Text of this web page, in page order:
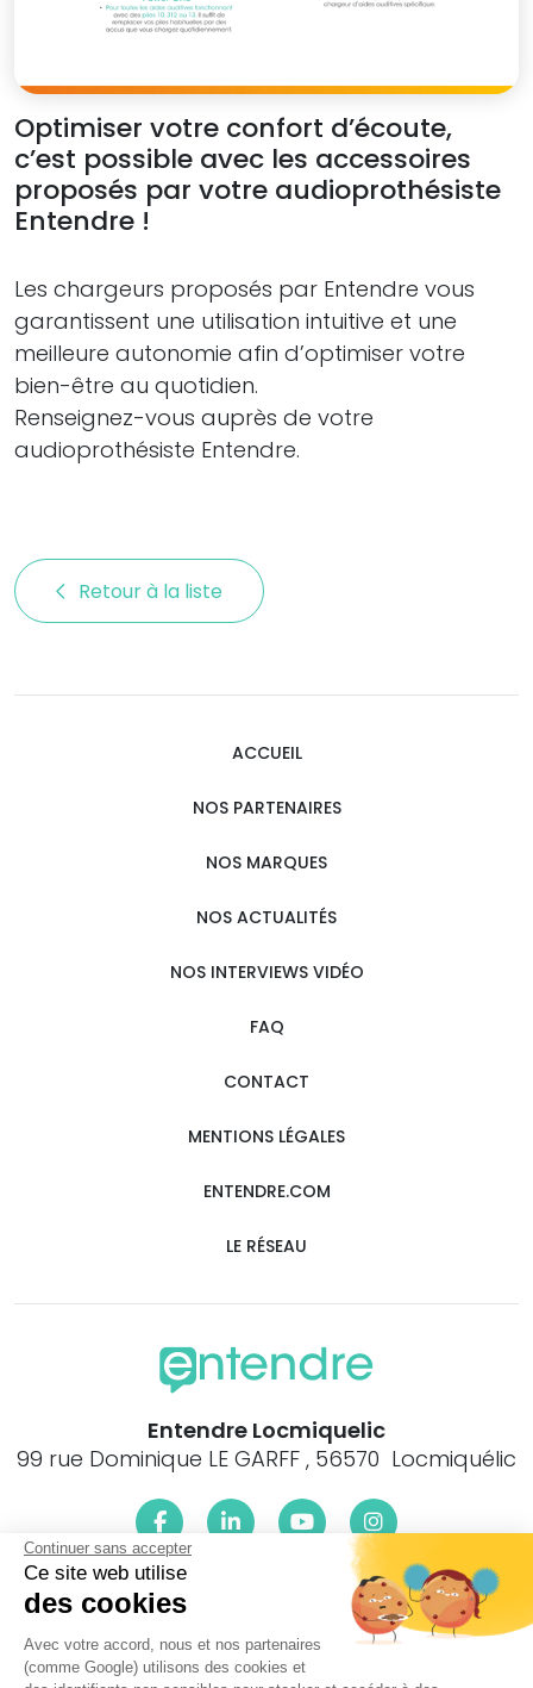
Continuer sans accepter
Ce site web utilise
des cookies
Avec votre accord, nous et nos partenaires
(comme Google) utilisons des cookies et
Optimiser votre confort d’écoute,
c’est possible avec les accessoires
proposés par votre audioprothésiste
Entendre !
Les chargeurs proposés par Entendre vous
garantissent une utilisation intuitive et une
meilleure autonomie afin d’optimiser votre
bien-être au quotidien.
Renseignez-vous auprès de votre
audioprothésiste Entendre.
Retour à la liste
ACCUEIL
NOS PARTENAIRES
NOS MARQUES
NOS ACTUALITÉS
NOS INTERVIEWS VIDÉO
FAQ
CONTACT
MENTIONS LÉGALES
ENTENDRE.COM
LE RÉSEAU
Entendre Locmiquelic
99 rue Dominique LE GARFF , 56570 Locmiquélic
Le centre Entendre Locmiquelic (56570) est proche de :
29300 Rédené, 29360 Clohars-Carnoët, 35630 St-
Symphorien, 56550 Belz, 56410 Erdeven, 56410 Etel, 56550
Locoal-Mendon, 56590 Groix, 56700 Brandérion, 56700